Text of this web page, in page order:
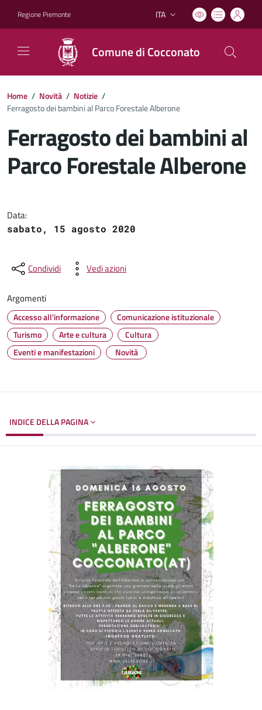
Regione Piemonte Lingua attiva:
ITA
Comune di Cocconato
Home / Novità / Notizie /
Ferragosto dei bambini al Parco Forestale Alberone
Ferragosto dei bambini al
Parco Forestale Alberone
Data:
sabato, 15 agosto 2020
Condividi Vedi azioni
Argomenti
Accesso all'informazione
Comunicazione istituzionale
Turismo
Arte e cultura
Cultura
Eventi e manifestazioni
Novità
INDICE DELLA PAGINA